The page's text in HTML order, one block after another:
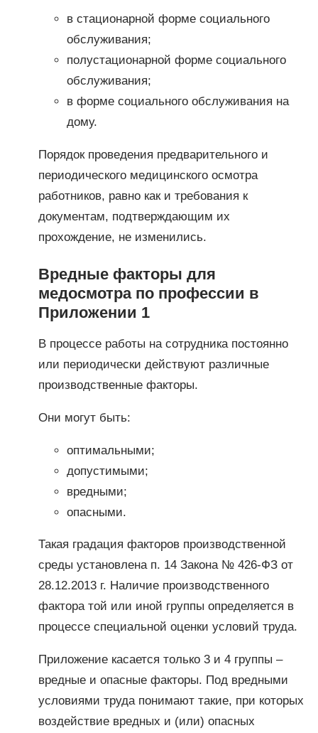
в стационарной форме социального
обслуживания;
полустационарной форме социального
обслуживания;
в форме социального обслуживания на
дому.
Порядок проведения предварительного и
периодического медицинского осмотра
работников, равно как и требования к
документам, подтверждающим их
прохождение, не изменились.
Вредные факторы для
медосмотра по профессии в
Приложении 1
В процессе работы на сотрудника постоянно
или периодически действуют различные
производственные факторы.
Они могут быть:
оптимальными;
допустимыми;
вредными;
опасными.
Такая градация факторов производственной
среды установлена п. 14 Закона № 426-ФЗ от
28.12.2013 г. Наличие производственного
фактора той или иной группы определяется в
процессе специальной оценки условий труда.
Приложение касается только 3 и 4 группы –
вредные и опасные факторы. Под вредными
условиями труда понимают такие, при которых
воздействие вредных и (или) опасных